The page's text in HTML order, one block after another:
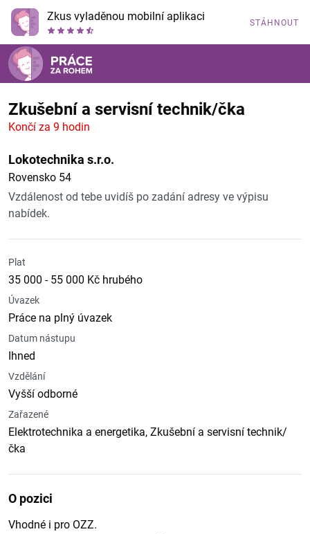
Zkus vyladěnou mobilní aplikaci STÁHNOUT
Zkušební a servisní technik/čka
Končí za 9 hodin
Lokotechnika s.r.o.
Rovensko 54
Vzdálenost od tebe uvidíš po zadání adresy ve výpisu
nabídek.
Plat
35 000 - 55 000 Kč hrubého
Úvazek
Práce na plný úvazek
Datum nástupu
Ihned
Vzdělání
Vyšší odborné
Zařazené
Elektrotechnika a energetika, Zkušební a servisní technik/
čka
O pozici
Vhodné i pro OZZ.